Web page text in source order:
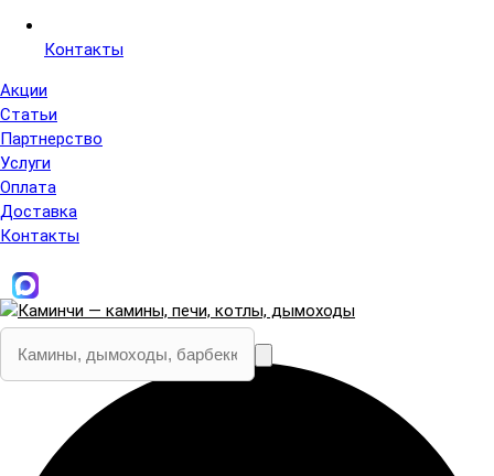
Контакты
Акции
Статьи
Партнерство
Услуги
Оплата
Доставка
Контакты